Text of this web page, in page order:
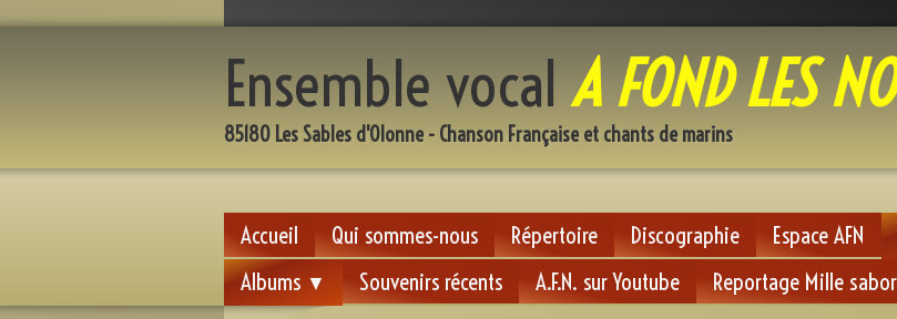
Ensemble vocalA FOND LES
85180 Les Sables d'Olonne - Chanson Française et chants de marins
Accueil Qui sommes-nous Répertoire Discographie Espace AFN
Albums ▼ Souvenirs récents A.F.N. sur Youtube Reportage Mille